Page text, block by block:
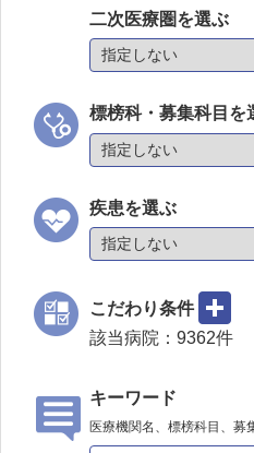
富山駅前おおむら内科・
二次医療圏を選ぶ
標榜科・募集科目を
疾患を選ぶ
こだわり条件
該当病院： 9362件
キーワード
医療機関名、標榜科目、募